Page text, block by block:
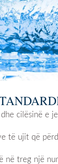
cilësinë e
të ujit që
në treg një